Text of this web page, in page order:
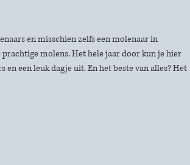
en misschien zelfs een molenaar in
molens. Het hele jaar door kun je hier
een leuk dagje uit. En het beste van alles? Het